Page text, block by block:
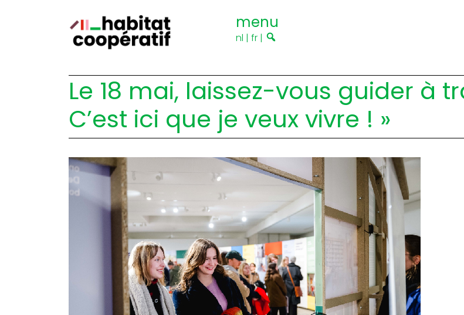
menu
nl | fr |
Le 18 mai, laissez-vous guider à
C’est ici que je veux vivre ! »